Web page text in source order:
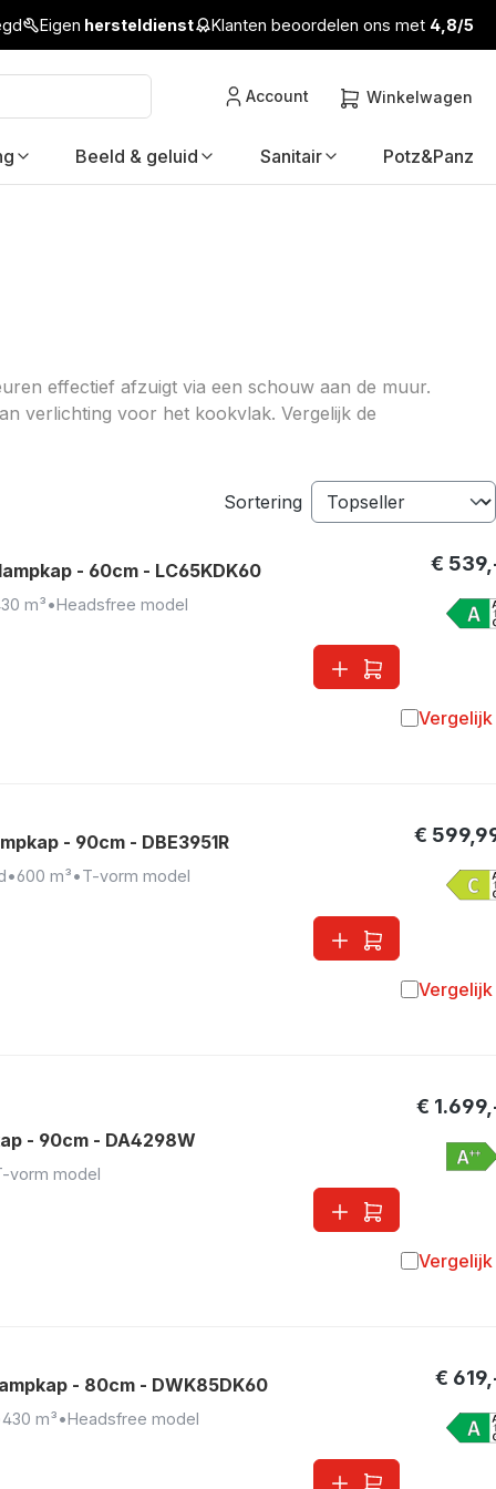
Eigen hersteldienst Klanten beoordelen ons met 4,8/5
Account Winkelwagen
Beeld & geluid Sanitair Potz&Panz
effectief afzuigt via een schouw aan de muur.
verlichting voor het kookvlak. Vergelijk de
Sortering
- 60cm - LC65KDK60
m³•Headsfree model
€
Vergelijk
- 90cm - DBE3951R
•600 m³•T-vorm model
€
Vergelijk
- 90cm - DA4298W
vorm model
€
Vergelijk
- 80cm - DWK85DK60
430 m³•Headsfree model
€